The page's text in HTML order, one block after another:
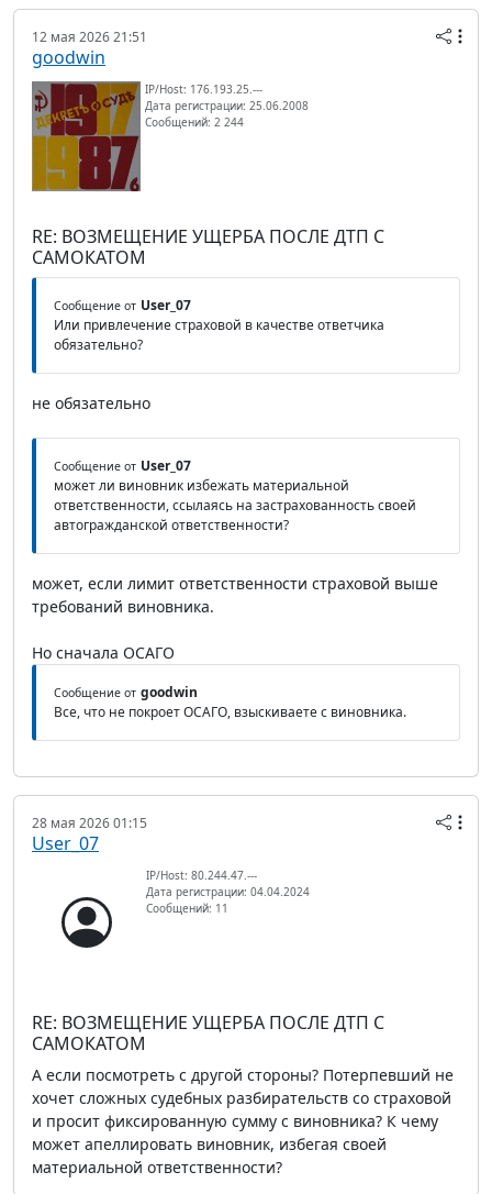
12 мая 2026 21:51
goodwin
IP/Host: 176.193.25.---
Дата регистрации: 25.06.2008
Сообщений: 2 244
RE: ВОЗМЕЩЕНИЕ УЩЕРБА ПОСЛЕ ДТП С
САМОКАТОМ
Сообщение от User_07
Или привлечение страховой в качестве ответчика
обязательно?
не обязательно
Сообщение от User_07
может ли виновник избежать материальной
ответственности, ссылаясь на застрахованность своей
автогражданской ответственности?
может, если лимит ответственности страховой выше
требований виновника.
Но сначала ОСАГО
Сообщение от goodwin
Все, что не покроет ОСАГО, взыскиваете с виновника.
28 мая 2026 01:15
User_07
IP/Host: 80.244.47.---
Дата регистрации: 04.04.2024
Сообщений: 11
RE: ВОЗМЕЩЕНИЕ УЩЕРБА ПОСЛЕ ДТП С
САМОКАТОМ
А если посмотреть с другой стороны? Потерпевший не
хочет сложных судебных разбирательств со страховой
и просит фиксированную сумму с виновника? К чему
может апеллировать виновник, избегая своей
материальной ответственности?